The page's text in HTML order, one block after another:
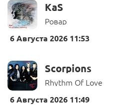
KaS
Ровар
6 Августа 2026 11:53
Scorpions
Rhythm Of Love
6 Августа 2026 11:49